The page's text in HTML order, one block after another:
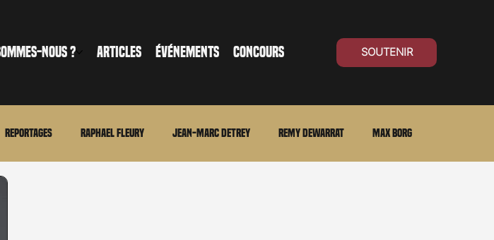
NOUS ? ARTICLES ÉVÉNEMENTS CONCOURS SOUTENIR
Reportages Raphael Fleury Jean-Marc Detrey Remy Dewarrat Max Borg